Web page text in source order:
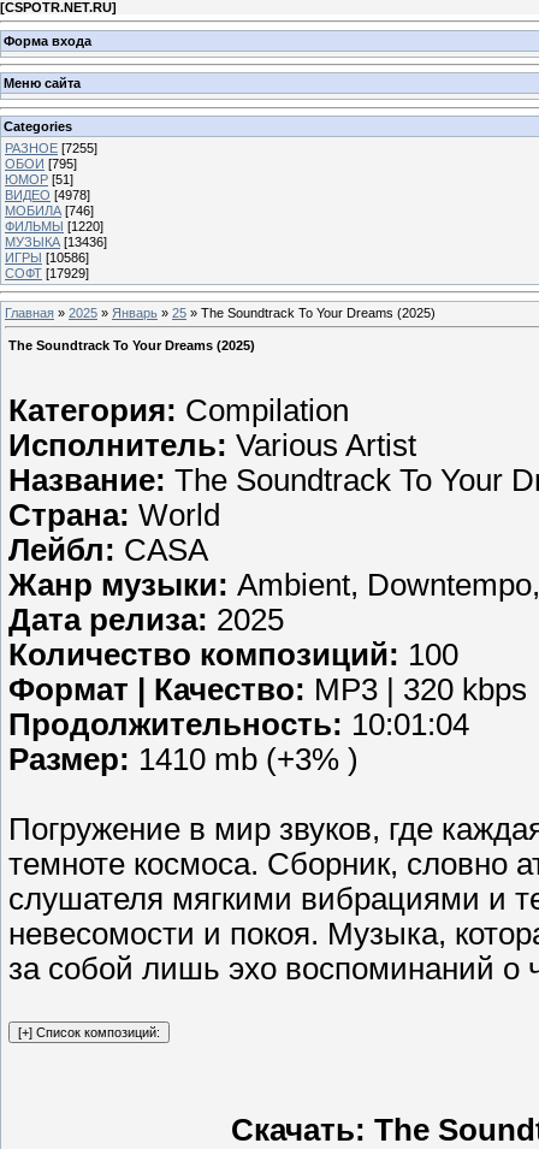
[CSPOTR.NET.RU]
Форма входа
Меню сайта
Categories
РАЗНОЕ [7255]
ОБОИ [795]
ЮМОР [51]
ВИДЕО [4978]
МОБИЛА [746]
ФИЛЬМЫ [1220]
МУЗЫКА [13436]
ИГРЫ [10586]
СОФТ [17929]
Главная » 2025 » Январь » 25 » The Soundtrack To Your Dreams (2025)
The Soundtrack To Your Dreams (2025)
Категория: Compilation
Исполнитель: Various Artist
Название: The Soundtrack To Your
Страна: World
Лейбл: CASA
Жанр музыки: Ambient,
Дата релиза: 2025
Количество композиций: 100
Формат | Качество: MP3 | 320 kbps
Продолжительность: 10:01:04
Размер: 1410 mb (+3% )
Погружение в мир звуков, где
темноте космоса. Сборник, словно
слушателя мягкими вибрациями и
невесомости и покоя. Музыка,
за собой лишь эхо воспоминаний о
Скачать: The